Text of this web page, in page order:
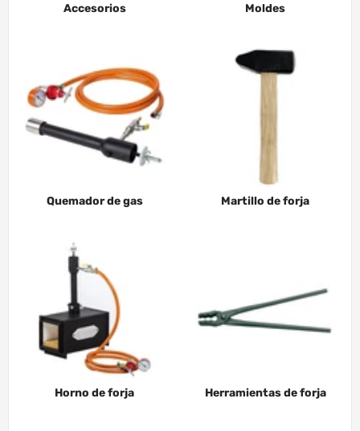
Accesorios Moldes
Quemador de gas Martillo de forja
Horno de forja Herramientas de forja